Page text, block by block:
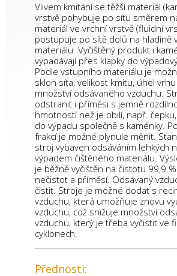
Vlivem kmitání se těžší materiál
vrstvě pohybuje po sítu směrem
materiál ve vrchní vrstvě (fluidní
postupuje po sítě dolů na hladině
materiálu. Vyčištěný produkt i
vypadávají přes klapky do
Podle vstupního materiálu je
sklon síta, velikost kmitu, úhel
množství odsávaného vzduchu.
odstranit i příměsi s jemně
hmotností než je obilí, např.
do výpadu společně s kaménky.
frakcí je možné plynule měnit.
stroj vybaven odsáváním lehkých
výpadem čištěného materiálu.
je běžně vyčištěn na čistotu 99,9
nečistot a příměsí. Odsávaný
čistit. Stroje je možné dodat s
vzduchu, která umožňuje znovu
vzduchu, což snižuje množství
vzduchu, který je třeba vyčistit ve
cyklonech.
Přednosti: